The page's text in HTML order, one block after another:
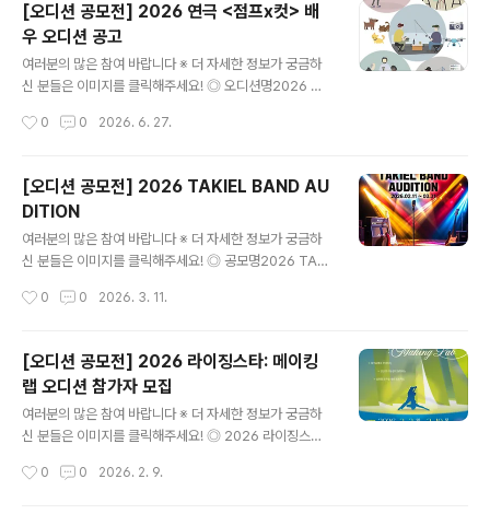
[오디션 공모전] 2026 연극 <점프x컷> 배
우 오디션 공고
여러분의 많은 참여 바랍니다 ※ 더 자세한 정보가 궁금하
신 분들은 이미지를 클릭해주세요! ◎ 오디션명2026 연
하는 ‘미디어 리터러시 브랜드 콘텐츠 종합 사업’가짜뉴스
리터러시’를연극적 경험으로 체험하게 하며 대중과 직접
호흡하는 새로운 시도 연극 점프x컷> 새벽 파쿠르 촬영 중
일어난 할머니 사고,가해자가 영웅이 되고 목격자가 권력
을 쥐며 6명의 진실과 거짓이 충돌한다. ◎ 공연 개요공연
026.11.06(금) ~ 11.15(일) / 예정공연장소: 서울 소재 공
0 0 2026. 6. 27.
[오디션 공모전] 2026 TAKIEL BAND AU
DITION
여러분의 많은 참여 바랍니다 ※ 더 자세한 정보가 궁금하
신 분들은 이미지를 클릭해주세요! ◎ 공모명2026 TAKI
비주얼 중 자신있는 1개 분야 ◎ 지원자격2010 ~ 2015
3.31 (KST) ◎ 모집 절차메일 접수 → 1차 합격자 개별 공
지 → 카메라 테스트 및 담당자 오디션 → 최종 오디션 ◎
지원방법- 해당 이메일로 지원서 작성후 전송 (audition
@takiel.com)- 필수 기재사항 :1)제목 : [지원분야] 이름/
성별,/출생년도2)내용 : 이름,성별,생년월일, 키/몸무게,연
'개인정보동의서' 파..
0 0 2026. 3. 11.
[오디션 공모전] 2026 라이징스타: 메이킹
랩 오디션 참가자 모집
여러분의 많은 참여 바랍니다 ※ 더 자세한 정보가 궁금하
신 분들은 이미지를 클릭해주세요! ◎ 2026 라이징스타:
랩]은 뮤지컬 및 음악극 분야에 잠재력 있는 시민을 발굴하
0 0 2026. 2. 9.